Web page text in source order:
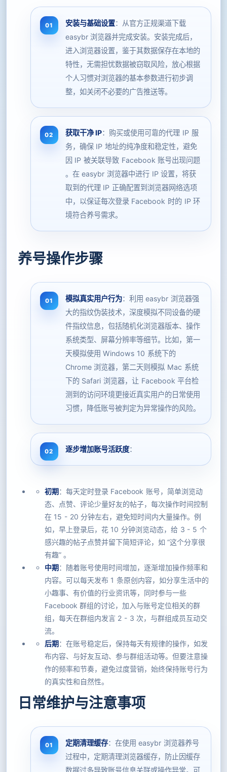
安装与基础设置：从官方正规渠道下载
easybr 浏览器并完成安装。安装完成后，
进入浏览器设置，鉴于其数据保存在本地的
特性，无需担忧数据被窃取风险，放心根据
个人习惯对浏览器的基本参数进行初步调
整，如关闭不必要的广告推送等。
获取干净 IP：购买或使用可靠的代理 IP 服
务，确保 IP 地址的纯净度和稳定性，避免
因 IP 被关联导致 Facebook 账号出现问题
。在 easybr 浏览器中进行 IP 设置，将获
取到的代理 IP 正确配置到浏览器网络选项
中，以保证每次登录 Facebook 时的 IP 环
境符合养号需求。
养号操作步骤
模拟真实用户行为：利用 easybr 浏览器强
大的指纹伪装技术，深度模拟不同设备的硬
件指纹信息，包括随机化浏览器版本、操作
系统类型、屏幕分辨率等细节。比如，第一
天模拟使用 Windows 10 系统下的
Chrome 浏览器，第二天则模拟 Mac 系统
下的 Safari 浏览器，让 Facebook 平台检
测到的访问环境更接近真实用户的日常使用
习惯，降低账号被判定为异常操作的风险。
逐步增加账号活跃度：
初期：每天定时登录 Facebook 账号，简单浏览动
态、点赞、评论少量好友的帖子，每次操作时间控制
在 15 - 20 分钟左右，避免短时间内大量操作。例
如，早上登录后，花 10 分钟浏览动态，给 3 - 5 个
感兴趣的帖子点赞并留下简短评论，如 “这个分享很
有趣” 。
中期：随着账号使用时间增加，逐渐增加操作频率和
内容。可以每天发布 1 条原创内容，如分享生活中的
小趣事、有价值的行业资讯等，同时参与一些
Facebook 群组的讨论，加入与账号定位相关的群
组，每天在群组内发言 2 - 3 次，与群组成员互动交
流。
后期：在账号稳定后，保持每天有规律的操作，如发
布内容、与好友互动、参与群组活动等。但要注意操
作的频率和节奏，避免过度营销，始终保持账号行为
的真实性和自然性。
日常维护与注意事项
定期清理缓存：在使用 easybr 浏览器养号
过程中，定期清理浏览器缓存，防止因缓存